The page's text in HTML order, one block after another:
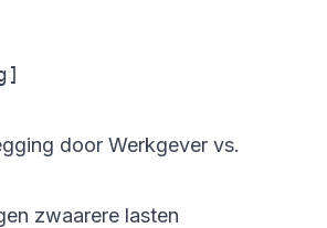
door Werkgever vs.
zwaarere lasten